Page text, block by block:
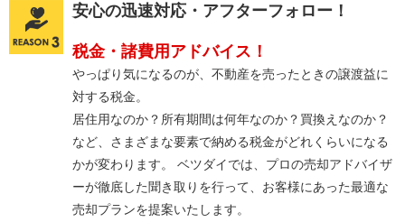
安心の迅速対応・アフターフォロー！
税金・諸費用アドバイス！
やっぱり気になるのが、不動産を売ったときの譲渡益に
対する税金。
居住用なのか？所有期間は何年なのか？買換えなのか？
など、さまざまな要素で納める税金がどれくらいになる
かが変わります。 ベツダイでは、プロの売却アドバイザ
ーが徹底した聞き取りを行って、お客様にあった最適な
売却プランを提案いたします。